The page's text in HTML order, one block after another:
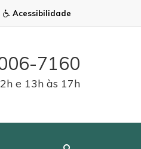
Acessibilidade
7160
e 13h às 17h